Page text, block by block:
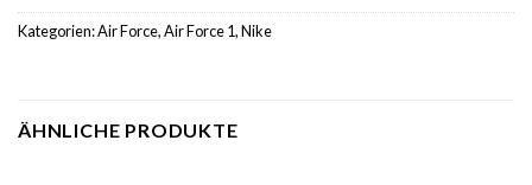
Kategorien:Air Force,Air Force 1,Nike
ÄHNLICHE PRODUKTE